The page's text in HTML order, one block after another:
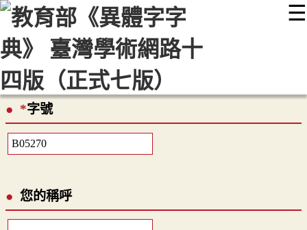
☰
::: 最新消息 常見問題 編輯說明
顯示模式
網站導覽
*字號
您的稱呼